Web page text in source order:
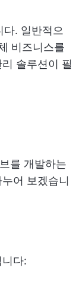
. 일반적으
비즈니스를
솔루션이 필
를 개발하는
어 보겠습니
다: